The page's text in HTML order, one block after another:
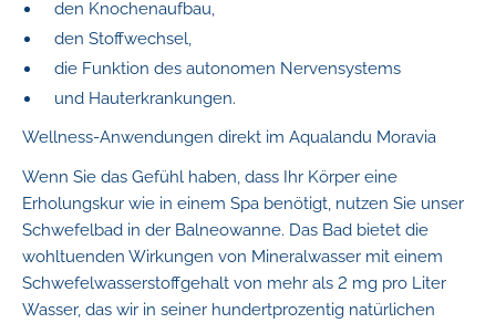
den Knochenaufbau,
den Stoffwechsel,
die Funktion des autonomen Nervensystems
und Hauterkrankungen.
Wellness-Anwendungen direkt im Aqualandu Moravia
Wenn Sie das Gefühl haben, dass Ihr Körper eine
Erholungskur wie in einem Spa benötigt, nutzen Sie unser
Schwefelbad in der Balneowanne. Das Bad bietet die
wohltuenden Wirkungen von Mineralwasser mit einem
Schwefelwasserstoffgehalt von mehr als 2 mg pro Liter
Wasser, das wir in seiner hundertprozentig natürlichen